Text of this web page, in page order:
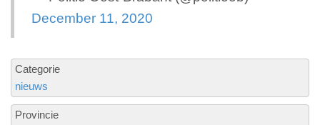
December 11, 2020
Categorie
nieuws
Provincie